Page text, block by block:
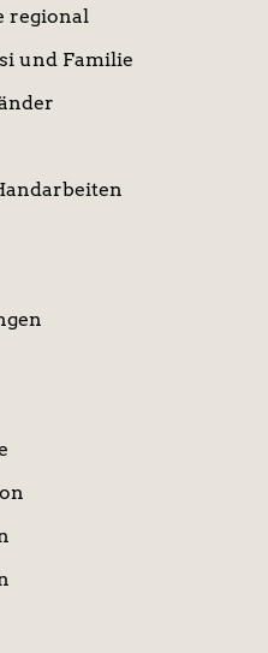
regional
und Familie